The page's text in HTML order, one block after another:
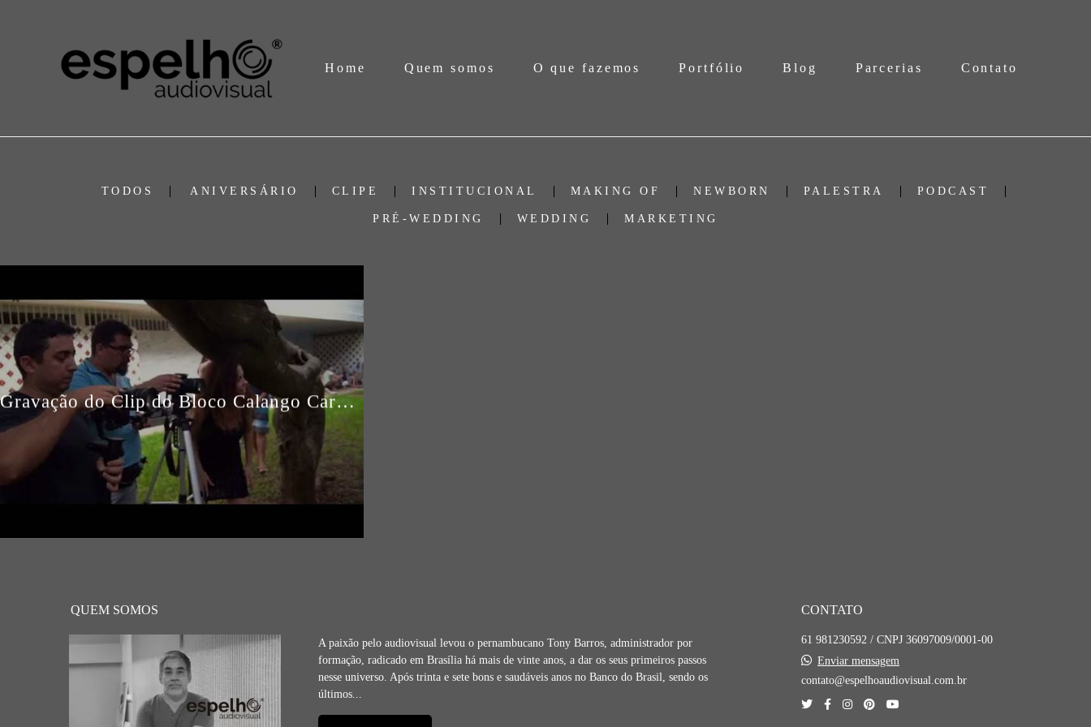
Home Quem somos O que fazemos Portfólio Blog Parcerias Contato
TODOS ANIVERSÁRIO CLIPE INSTITUCIONAL MAKING OF NEWBORN PALESTRA PODCAST
PRÉ-WEDDING WEDDING MARKETING
Gravação do Clip do Bloco Calango Careta - Making Of
QUEM SOMOS
A paixão pelo audiovisual levou o pernambucano Tony Barros, administrador por
formação, radicado em Brasília há mais de vinte anos, a dar os seus primeiros passos
nesse universo. Após trinta e sete bons e saudáveis anos no Banco do Brasil, sendo os
últimos...
CONTATO
61 981230592 / CNPJ 36097009/0001-00
Enviar mensagem
contato@espelhoaudiovisual.com.br